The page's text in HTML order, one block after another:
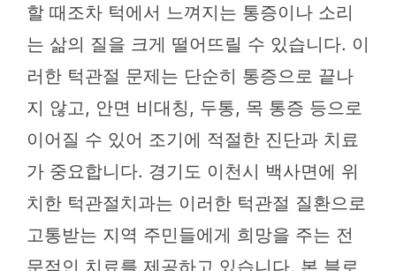
할 때조차 턱에서 느껴지는 통증이나 소리
는 삶의 질을 크게 떨어뜨릴 수 있습니다. 이
러한 턱관절 문제는 단순히 통증으로 끝나
지 않고, 안면 비대칭, 두통, 목 통증 등으로
이어질 수 있어 조기에 적절한 진단과 치료
가 중요합니다. 경기도 이천시 백사면에 위
치한 턱관절치과는 이러한 턱관절 질환으로
고통받는 지역 주민들에게 희망을 주는 전
문적인 치료를 제공하고 있습니다. 본 블로